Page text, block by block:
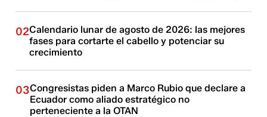
02Calendario lunar de agosto de 2026: las mejores
fases para cortarte el cabello y potenciar su
crecimiento
03Congresistas piden a Marco Rubio que declare a
Ecuador como aliado estratégico no
perteneciente a la OTAN